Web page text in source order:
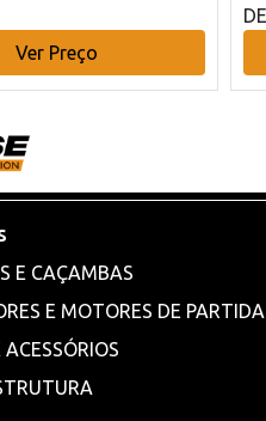
Ver Preço
E CAÇAMBAS
E MOTORES DE PARTIDA